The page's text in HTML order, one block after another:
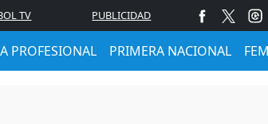
TV PUBLICIDAD
PROFESIONAL PRIMERA NACIONAL